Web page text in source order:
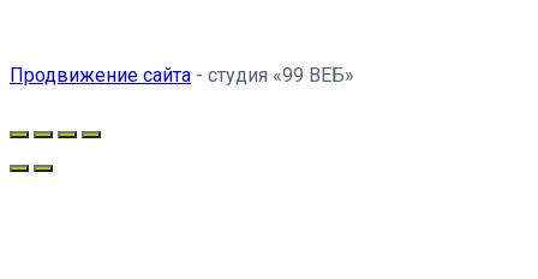
Продвижение сайта - студия «99 ВЕБ»